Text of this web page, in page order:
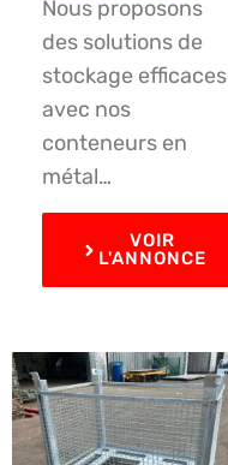
Nous proposons
des solutions de
stockage efficaces
avec nos
conteneurs en
métal…
VOIR
L'ANNONCE